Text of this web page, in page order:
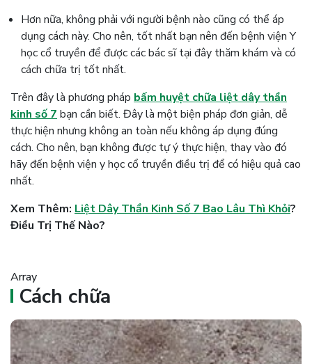
Hơn nữa, không phải với người bệnh nào cũng có thể áp
dụng cách này. Cho nên, tốt nhất bạn nên đến bệnh viện Y
học cổ truyền để được các bác sĩ tại đây thăm khám và có
cách chữa trị tốt nhất.
Trên đây là phương pháp bấm huyệt chữa liệt dây thần
kinh số 7 bạn cần biết. Đây là một biện pháp đơn giản, dễ
thực hiện nhưng không an toàn nếu không áp dụng đúng
cách. Cho nên, bạn không được tự ý thực hiện, thay vào đó
hãy đến bệnh viện y học cổ truyền điều trị để có hiệu quả cao
nhất.
Xem Thêm: Liệt Dây Thần Kinh Số 7 Bao Lâu Thì Khỏi?
Điều Trị Thế Nào?
Array
Cách chữa